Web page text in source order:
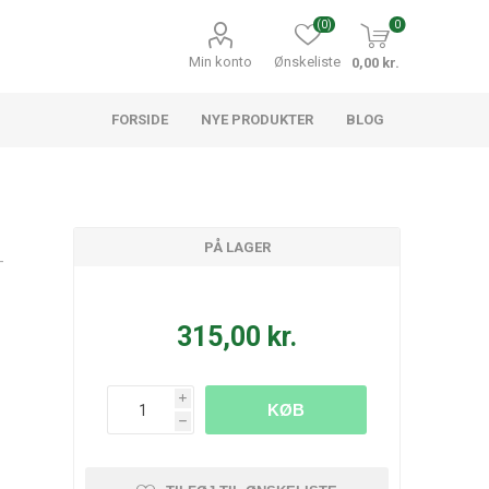
Min konto Ønskeliste
(0) 0
0,00 kr.
FORSIDE NYE PRODUKTER BLOG
PÅ LAGER
315,00 kr.
i
h
KØB